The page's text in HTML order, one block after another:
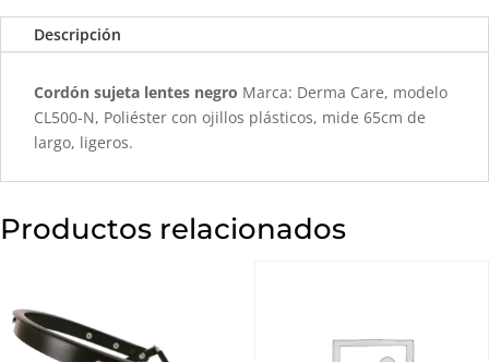
Descripción
Cordón sujeta lentes negro Marca: Derma Care, modelo
CL500-N, Poliéster con ojillos plásticos, mide 65cm de
largo, ligeros.
Productos relacionados